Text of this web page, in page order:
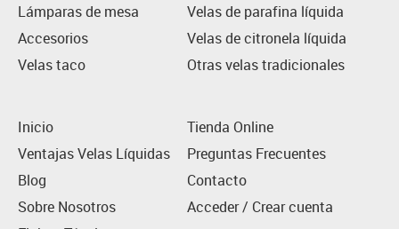
Lámparas de mesa
Velas de parafina líquida
Accesorios
Velas de citronela líquida
Velas taco
Otras velas tradicionales
Inicio
Tienda Online
Ventajas Velas Líquidas
Preguntas Frecuentes
Blog
Contacto
Sobre Nosotros
Acceder / Crear cuenta